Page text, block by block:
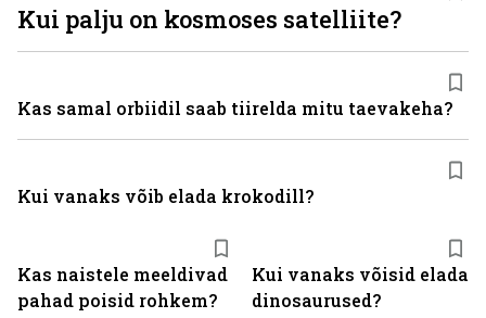
Kas naistele meeldivad
pahad poisid rohkem?
Kui vanaks võisid elada
dinosaurused?
Kui palju on kosmoses satelliite?
Kas samal orbiidil saab tiirelda mitu taevakeha?
Kui vanaks võib elada krokodill?